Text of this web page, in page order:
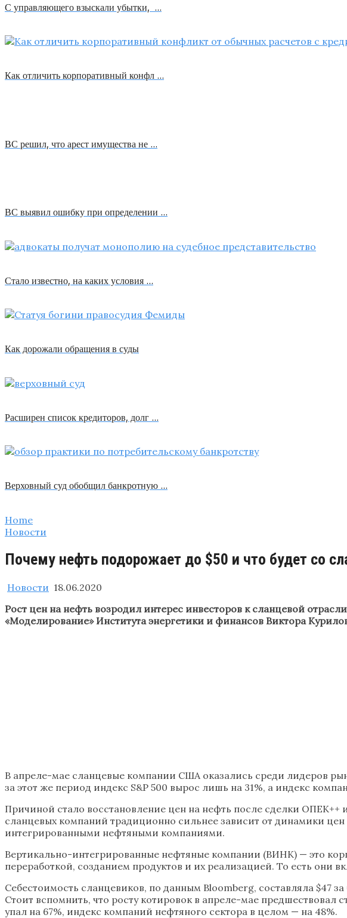
С управляющего взыскали убытки, …
Как отличить корпоративный конфл …
ВС решил, что арест имущества не …
ВС выявил ошибку при определении …
Стало известно, на каких условия …
Как дорожали обращения в суды
Расширен список кредиторов, долг …
Верховный суд обобщил банкротную …
Home
Новости
Почему нефть подорожает до $50 и что будет со
Новости 18.06.2020
Рост цен на нефть возродил интерес инвесторов к сланцевой
«Моделирование» Института энергетики и финансов Виктора
В апреле-мае сланцевые компании США оказались среди лидеров
за этот же период индекс S&P 500 вырос лишь на 31%, а индекс
Причиной стало восстановление цен на нефть после сделки
сланцевых компаний традиционно сильнее зависит от динамики
интегрированными нефтяными компаниями.
Вертикально-интегрированные нефтяные компании (ВИНК) — это
переработкой, созданием продуктов и их реализацией. То есть они
Себестоимость сланцевиков, по данным Bloomberg, составляла $47
Стоит вспомнить, что росту котировок в апреле-мае
упал на 67%, индекс компаний нефтяного сектора в целом — на 48%.